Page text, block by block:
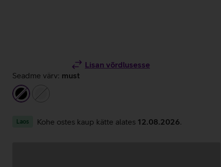
Lisan võrdlusesse
Seadme värv: must
must
valge
Laos Kohe ostes kaup kätte alates 12.08.2026